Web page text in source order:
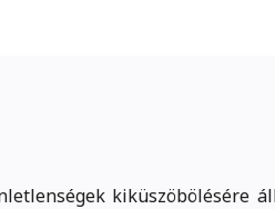
kiküszöbölésére